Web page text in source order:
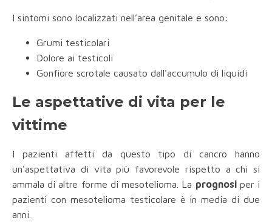
I sintomi sono localizzati nell’area genitale e sono:
Grumi testicolari
Dolore ai testicoli
Gonfiore scrotale causato dall'accumulo di liquidi
Le aspettative di vita per le
vittime
I pazienti affetti da questo tipo di cancro hanno
un'aspettativa di vita più favorevole rispetto a chi si
ammala di altre forme di mesotelioma. La prognosiper i
pazienti con mesotelioma testicolare è in media di due
anni.